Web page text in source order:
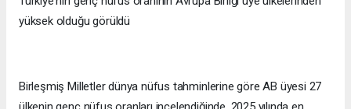
yüksek olduğu görüldü
Birleşmiş Milletler dünya nüfus tahminlerine göre AB üyesi 27